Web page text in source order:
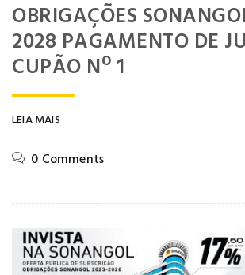
OBRIGAÇÕES
2028 PAGAMENTO DE
CUPÃO Nº 1
LEIA MAIS
0 Comments